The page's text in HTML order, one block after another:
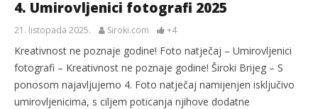
4. Umirovljenici fotografi 2025
21. listopada 2025. Siroki.com +4
Kreativnost ne poznaje godine! Foto natječaj – Umirovljenici
fotografi – Kreativnost ne poznaje godine! Široki Brijeg – S
ponosom najavljujemo 4. Foto natječaj namijenjen isključivo
umirovljenicima, s ciljem poticanja njihove dodatne